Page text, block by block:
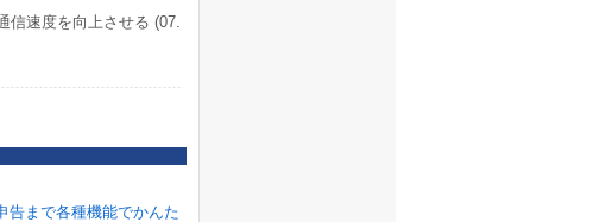
信速度を向上させる (07.
告まで各種機能でかんた